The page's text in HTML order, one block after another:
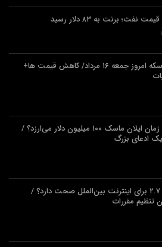
برنت به ۸۳ دلار رسید
قیمت طلا و سکه امروز جمعه ۱۶ مرداد/ کاهش قیمت ها+
یک ساعت از زمان ایلان ماسک ۱۰۰ میلیون دلار می‌ارزد؟ /
ادعای بزرگ
اعمال ضریب ۲.۷ برای اینترنت بین‌الملل صحت دارد؟ /
تنظیم مقررات